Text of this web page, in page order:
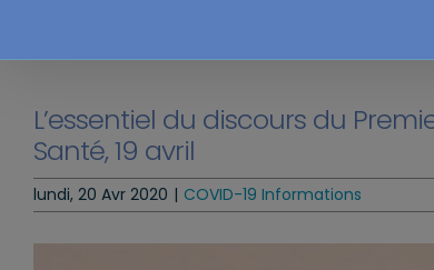
L’essentiel du discours du
Santé, 19 avril
lundi, 20 Avr 2020 | COVID-19 Informations